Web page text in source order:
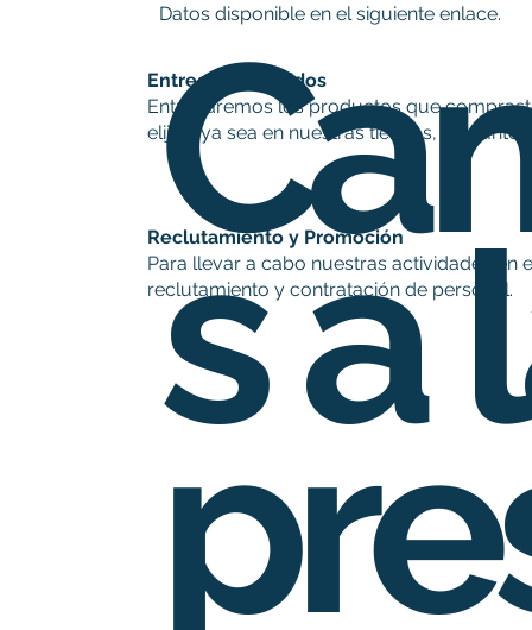
Entrega de pedidos
Entregaremos los productos que
elijas, ya sea en nuestras tiendas, en
Reclutamiento y Promoción
Para llevar a cabo nuestras actividades
reclutamiento y contratación de personal.
Datos disponible en el siguiente enlace.
s a